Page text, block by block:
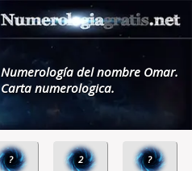
Numerología del nombre Omar.
Carta numerologica.
? 2 ?